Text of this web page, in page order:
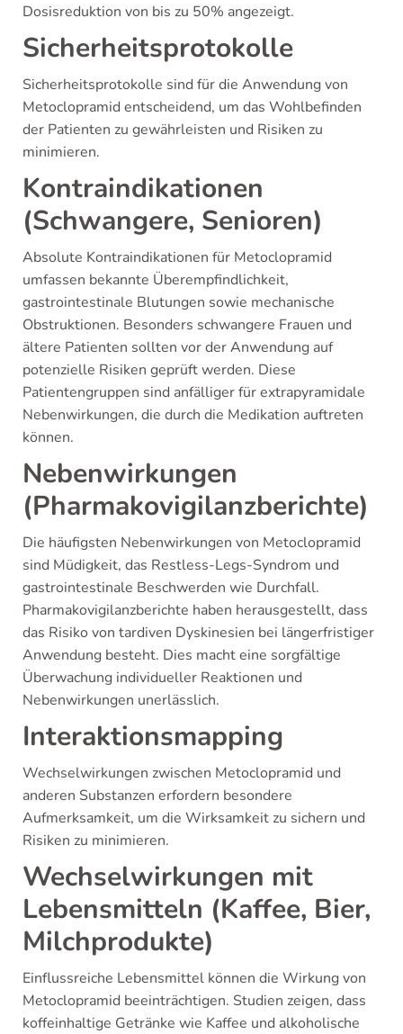
Dosisreduktion von bis zu 50% angezeigt.
Sicherheitsprotokolle
Sicherheitsprotokolle sind für die Anwendung von
Metoclopramid entscheidend, um das Wohlbefinden
der Patienten zu gewährleisten und Risiken zu
minimieren.
Kontraindikationen
(Schwangere, Senioren)
Absolute Kontraindikationen für Metoclopramid
umfassen bekannte Überempfindlichkeit,
gastrointestinale Blutungen sowie mechanische
Obstruktionen. Besonders schwangere Frauen und
ältere Patienten sollten vor der Anwendung auf
potenzielle Risiken geprüft werden. Diese
Patientengruppen sind anfälliger für extrapyramidale
Nebenwirkungen, die durch die Medikation auftreten
können.
Nebenwirkungen
(Pharmakovigilanzberichte)
Die häufigsten Nebenwirkungen von Metoclopramid
sind Müdigkeit, das Restless-Legs-Syndrom und
gastrointestinale Beschwerden wie Durchfall.
Pharmakovigilanzberichte haben herausgestellt, dass
das Risiko von tardiven Dyskinesien bei längerfristiger
Anwendung besteht. Dies macht eine sorgfältige
Überwachung individueller Reaktionen und
Nebenwirkungen unerlässlich.
Interaktionsmapping
Wechselwirkungen zwischen Metoclopramid und
anderen Substanzen erfordern besondere
Aufmerksamkeit, um die Wirksamkeit zu sichern und
Risiken zu minimieren.
Wechselwirkungen mit
Lebensmitteln (Kaffee, Bier,
Milchprodukte)
Einflussreiche Lebensmittel können die Wirkung von
Metoclopramid beeinträchtigen. Studien zeigen, dass
koffeinhaltige Getränke wie Kaffee und alkoholische